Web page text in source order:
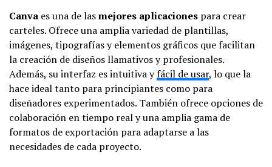
Canva es una de lasmejores aplicaciones para crear
carteles. Ofrece una amplia variedad de plantillas,
imágenes, tipografías y elementos gráficos que facilitan
la creación de diseños llamativos y profesionales.
Además, su interfaz es intuitiva yfácil de usar, lo que la
hace ideal tanto para principiantes como para
diseñadores experimentados. También ofrece opciones de
colaboración en tiempo real y una amplia gama de
formatos de exportación para adaptarse a las
necesidades de cada proyecto.